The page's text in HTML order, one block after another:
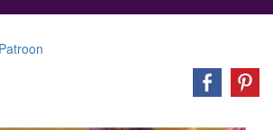
Patroon